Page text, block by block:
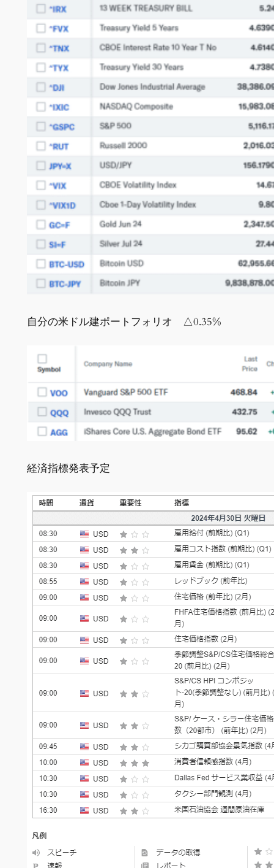
自分の米ドル建ポートフォリオ △0.35%
経済指標発表予定